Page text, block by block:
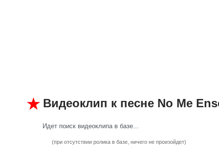
Видеоклип к песне No Me
Идет поиск видеоклипа в базе...
(при отсутствии ролика в базе, ничего не произойдет)